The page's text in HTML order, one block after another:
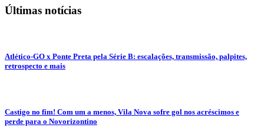
Últimas notícias
Atlético-GO x Ponte Preta pela Série B: escalações, transmissão, palpites,
retrospecto e mais
Castigo no fim! Com um a menos, Vila Nova sofre gol nos acréscimos e
perde para o Novorizontino